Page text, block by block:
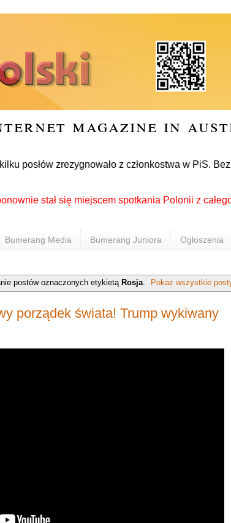
magazine in
zrezygnowało z członkostwa w PiS.
stał się miejscem spotkania Polonii z
Bumerang Media Bumerang Juniora Ogłoszenia
postów oznaczonych etykietą Rosja. Pokaż wszystkie
porządek świata! Trump wykiwany